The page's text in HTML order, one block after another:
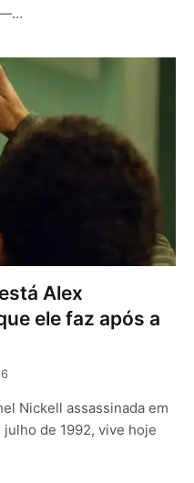
—…
Alex
ele faz após a
Nickell assassinada em
de 1992, vive hoje